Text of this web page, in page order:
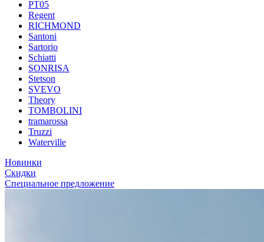
PT05
Regent
RICHMOND
Santoni
Sartorio
Schiatti
SONRISA
Stetson
SVEVO
Theory
TOMBOLINI
tramarossa
Truzzi
Waterville
Новинки
Скидки
Специальное предложение